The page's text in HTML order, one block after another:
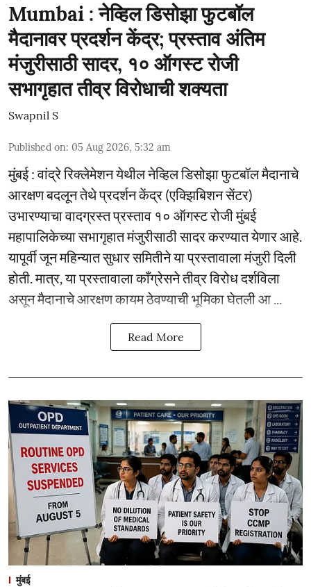
Mumbai : नेव्हिल डिसोझा फुटबॉल
मैदानावर प्रदर्शन केंद्र; प्रस्ताव अंतिम
मंजुरीसाठी सादर, १० ऑगस्ट रोजी
सभागृहात तीव्र विरोधाची शक्यता
Swapnil S
Published on: 05 Aug 2026, 5:32 am
मुंबई : वांद्रे रिक्लेमेशन येथील नेव्हिल डिसोझा फुटबॉल मैदानाचे
आरक्षण बदलून तेथे प्रदर्शन केंद्र (एक्झिबिशन सेंटर)
उभारण्याचा वादग्रस्त प्रस्ताव १० ऑगस्ट रोजी मुंबई
महापालिकेच्या सभागृहात मंजुरीसाठी सादर करण्यात येणार आहे.
यापूर्वी जून महिन्यात सुधार समितीने या प्रस्तावाला मंजुरी दिली
होती. मात्र, या प्रस्तावाला काँग्रेसने तीव्र विरोध दर्शविला
असून मैदानाचे आरक्षण कायम ठेवण्याची भूमिका घेतली आ ...
Read More
मुंबई